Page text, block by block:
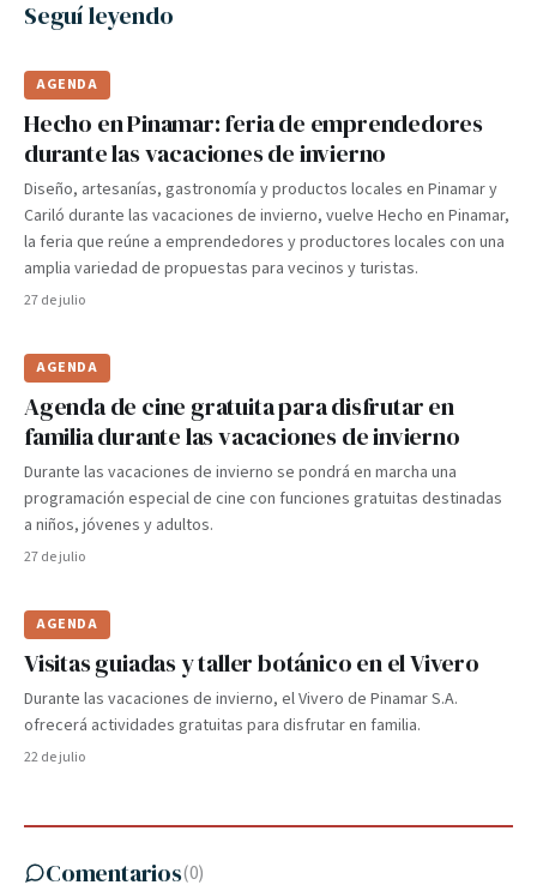
Seguí leyendo
AGENDA
Hecho en Pinamar: feria de emprendedores
durante las vacaciones de invierno
Diseño, artesanías, gastronomía y productos locales en Pinamar y
Cariló durante las vacaciones de invierno, vuelve Hecho en Pinamar,
la feria que reúne a emprendedores y productores locales con una
amplia variedad de propuestas para vecinos y turistas.
27 de julio
AGENDA
Agenda de cine gratuita para disfrutar en
familia durante las vacaciones de invierno
Durante las vacaciones de invierno se pondrá en marcha una
programación especial de cine con funciones gratuitas destinadas
a niños, jóvenes y adultos.
27 de julio
AGENDA
Visitas guiadas y taller botánico en el Vivero
Durante las vacaciones de invierno, el Vivero de Pinamar S.A.
ofrecerá actividades gratuitas para disfrutar en familia.
22 de julio
Comentarios(0)